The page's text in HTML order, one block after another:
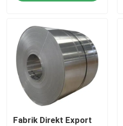
Kontakt mit uns
Neuigkeiten
Bitte um ein Angebot
Edelstahl-Platten-Blätter
Fabrik Direkt Export